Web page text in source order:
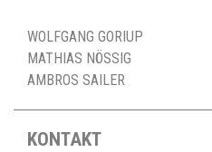
WOLFGANG GORIUP
MATHIAS NÖSSIG
AMBROS SAILER
KONTAKT